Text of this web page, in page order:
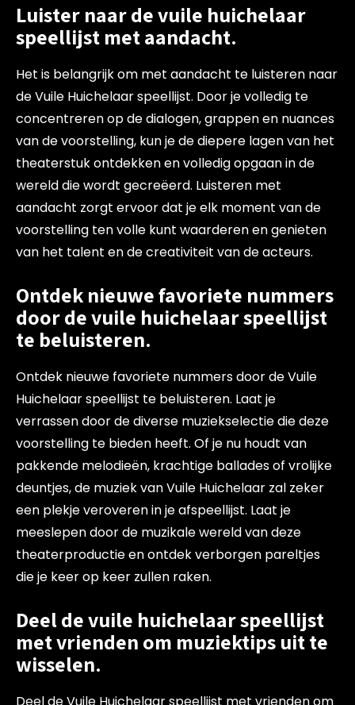
Luister naar de vuile huichelaar
speellijst met aandacht.
Het is belangrijk om met aandacht te luisteren naar
de Vuile Huichelaar speellijst. Door je volledig te
concentreren op de dialogen, grappen en nuances
van de voorstelling, kun je de diepere lagen van het
theaterstuk ontdekken en volledig opgaan in de
wereld die wordt gecreëerd. Luisteren met
aandacht zorgt ervoor dat je elk moment van de
voorstelling ten volle kunt waarderen en genieten
van het talent en de creativiteit van de acteurs.
Ontdek nieuwe favoriete nummers
door de vuile huichelaar speellijst
te beluisteren.
Ontdek nieuwe favoriete nummers door de Vuile
Huichelaar speellijst te beluisteren. Laat je
verrassen door de diverse muziekselectie die deze
voorstelling te bieden heeft. Of je nu houdt van
pakkende melodieën, krachtige ballades of vrolijke
deuntjes, de muziek van Vuile Huichelaar zal zeker
een plekje veroveren in je afspeellijst. Laat je
meeslepen door de muzikale wereld van deze
theaterproductie en ontdek verborgen pareltjes
die je keer op keer zullen raken.
Deel de vuile huichelaar speellijst
met vrienden om muziektips uit te
wisselen.